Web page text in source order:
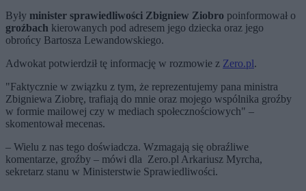
Były minister sprawiedliwości Zbigniew Ziobro poinformował o
groźbach kierowanych pod adresem jego dziecka oraz jego
obrońcy Bartosza Lewandowskiego.
Adwokat potwierdził tę informację w rozmowie z Zero.pl.
"Faktycznie w związku z tym, że reprezentujemy pana ministra
Zbigniewa Ziobrę, trafiają do mnie oraz mojego wspólnika groźby
w formie mailowej czy w mediach społecznościowych" –
skomentował mecenas.
– Wielu z nas tego doświadcza. Wzmagają się obraźliwe
komentarze, groźby – mówi dla Zero.pl Arkariusz Myrcha,
sekretarz stanu w Ministerstwie Sprawiedliwości.